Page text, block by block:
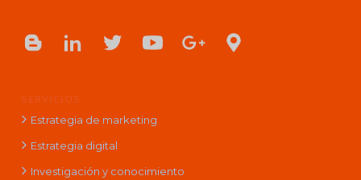
SERVICIOS
Estrategia de marketing
Estrategia digital
Investigación y conocimiento